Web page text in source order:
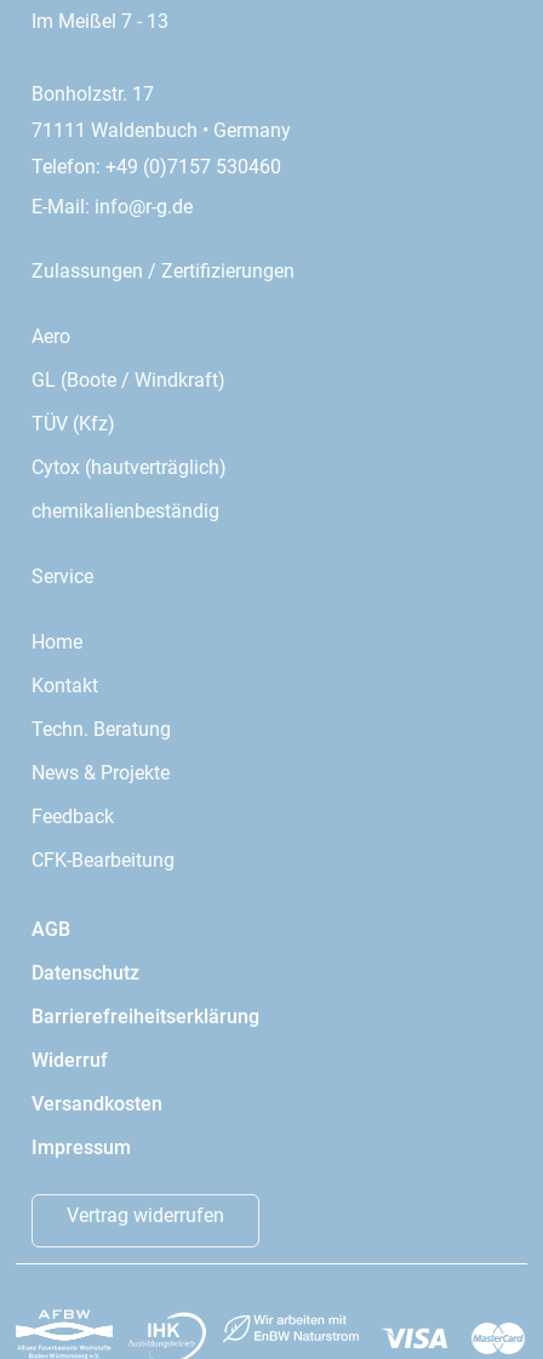
Im Meißel 7 - 13
Bonholzstr. 17
71111 Waldenbuch • Germany
Telefon: +49 (0)7157 530460
E-Mail: info@r-g.de
Zulassungen / Zertifizierungen
Aero
GL (Boote / Windkraft)
TÜV (Kfz)
Cytox (hautverträglich)
chemikalienbeständig
Service
Home
Kontakt
Techn. Beratung
News & Projekte
Feedback
CFK-Bearbeitung
AGB
Datenschutz
Barrierefreiheitserklärung
Widerruf
Versandkosten
Impressum
Vertrag widerrufen